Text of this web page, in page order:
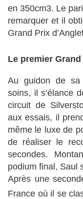
en 350cm3. Le
remarquer et il
Grand Prix
Le premier
Au guidon de sa
soins, il s’élance
circuit de
aux essais, il
même le luxe de
de réaliser le
secondes.
podium final, Saul
Après une
France où il se